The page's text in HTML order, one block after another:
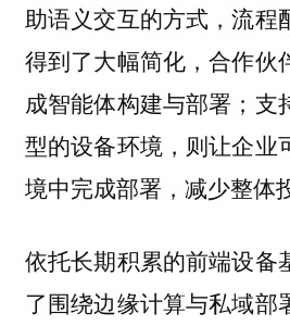
助语义交互的方式，流程
得到了大幅简化，合作伙
成智能体构建与部署；支
型的设备环境，则让企业
境中完成部署，减少整体
依托长期积累的前端设备
了围绕边缘计算与私域部